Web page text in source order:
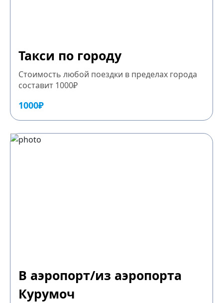
Такси по городу
Стоимость любой поездки в пределах города
составит 1000₽
1000₽
В аэропорт/из аэропорта
Курумоч